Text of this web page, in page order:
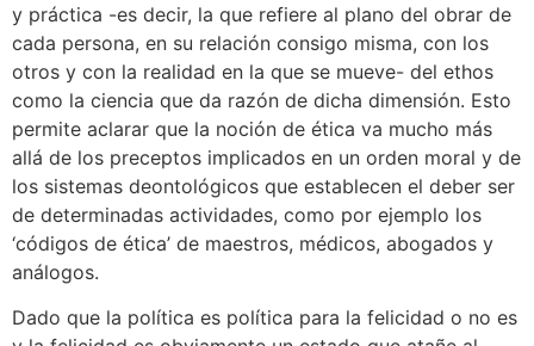
y práctica -es decir, la que refiere al plano del obrar de
cada persona, en su relación consigo misma, con los
otros y con la realidad en la que se mueve- del ethos
como la ciencia que da razón de dicha dimensión. Esto
permite aclarar que la noción de ética va mucho más
allá de los preceptos implicados en un orden moral y de
los sistemas deontológicos que establecen el deber ser
de determinadas actividades, como por ejemplo los
‘códigos de ética’ de maestros, médicos, abogados y
análogos.
Dado que la política es política para la felicidad o no es